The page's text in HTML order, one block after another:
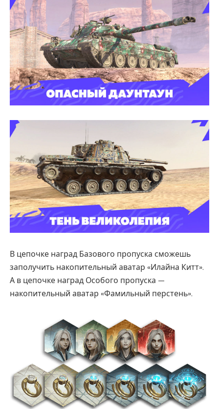
В цепочке наград Базового пропуска сможешь
заполучить накопительный аватар «Илайна Китт».
А в цепочке наград Особого пропуска —
накопительный аватар «Фамильный перстень».